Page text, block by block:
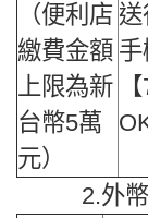
（便利店
繳費金額
上限為新
台幣5萬
元）
2.外幣